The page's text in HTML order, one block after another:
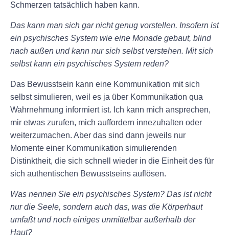
Schmerzen tatsächlich haben kann.
Das kann man sich gar nicht genug vorstellen. Insofern ist
ein psychisches System wie eine Monade gebaut, blind
nach außen und kann nur sich selbst verstehen. Mit sich
selbst kann ein psychisches System reden?
Das Bewusstsein kann eine Kommunikation mit sich
selbst simulieren, weil es ja über Kommunikation qua
Wahrnehmung informiert ist. Ich kann mich ansprechen,
mir etwas zurufen, mich auffordern innezuhalten oder
weiterzumachen. Aber das sind dann jeweils nur
Momente einer Kommunikation simulierenden
Distinktheit, die sich schnell wieder in die Einheit des für
sich authentischen Bewusstseins auflösen.
Was nennen Sie ein psychisches System? Das ist nicht
nur die Seele, sondern auch das, was die Körperhaut
umfaßt und noch einiges unmittelbar außerhalb der
Haut?